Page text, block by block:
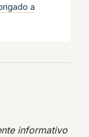
a
informativo